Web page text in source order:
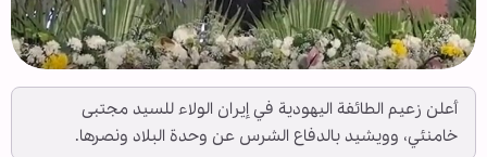
أعلن زعيم الطائفة اليهودية في إيران الولاء للسيد مجتبى
خامنئي، وويشيد بالدفاع الشرس عن وحدة البلاد ونصرها.